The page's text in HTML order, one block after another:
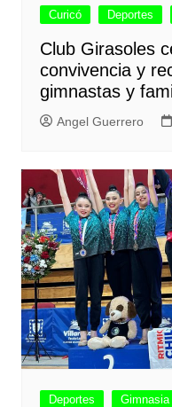
Curicó Deportes
Club Girasoles
convivencia y
gimnastas y
Angel Guerrero
Deportes Gimnasia